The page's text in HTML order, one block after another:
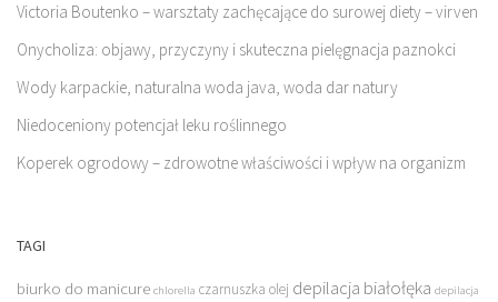
Victoria Boutenko – warsztaty zachęcające do surowej diety – virven
Onycholiza: objawy, przyczyny i skuteczna pielęgnacja paznokci
Wody karpackie, naturalna woda java, woda dar natury
Niedoceniony potencjał leku roślinnego
Koperek ogrodowy – zdrowotne właściwości i wpływ na organizm
TAGI
biurko do manicure chlorella czarnuszka olej depilacja białołęka depilacja